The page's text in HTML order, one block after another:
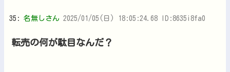
35: 名無しさん 2025/01/05(日) 18:05:24.68 ID:8635i8fa0
転売の何が駄目なんだ？